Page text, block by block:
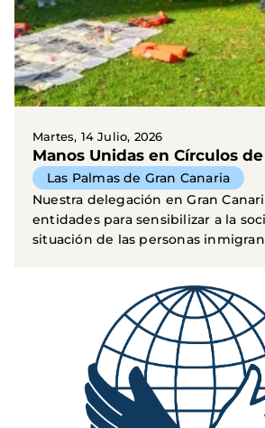
Martes, 14 Julio, 2026
Manos Unidas en Círculos
Las Palmas de Gran Canaria
Nuestra delegación en Gran
entidades para sensibilizar a la
situación de las personas